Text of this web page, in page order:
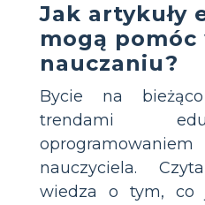
Jak artykuły
mogą pomóc
nauczaniu?
Bycie na
trendami
nauczyciela.
wiedza o tym, co